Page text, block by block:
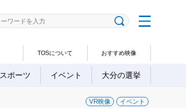
TOSについて おすすめ映像
スポーツ イベント 大分の選挙
VR映像 イベント